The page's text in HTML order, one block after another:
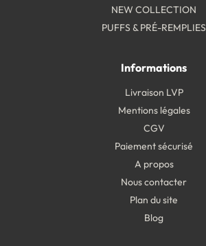
NEW COLLECTION
PUFFS & PRÉ-REMPLIES
Informations
Livraison LVP
Mentions légales
CGV
Paiement sécurisé
A propos
Nous contacter
Plan du site
Blog